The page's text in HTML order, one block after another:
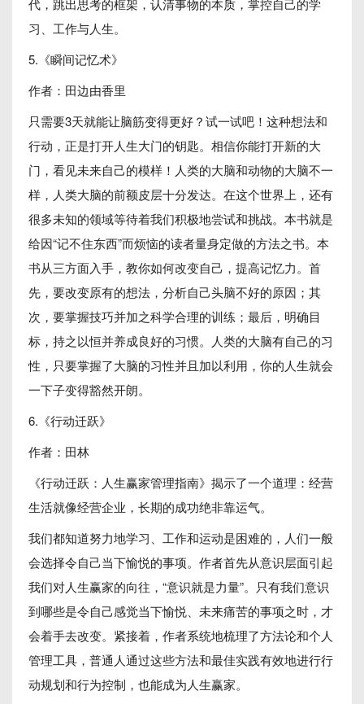
代，跳出思考的框架，认清事物的本质，掌控自己的学
习、工作与人生。
5.《瞬间记忆术》
作者：田边由香里
只需要3天就能让脑筋变得更好？试一试吧！这种想法和
行动，正是打开人生大门的钥匙。相信你能打开新的大
门，看见未来自己的模样！人类的大脑和动物的大脑不一
样，人类大脑的前额皮层十分发达。在这个世界上，还有
很多未知的领域等待着我们积极地尝试和挑战。本书就是
给因“记不住东西”而烦恼的读者量身定做的方法之书。本
书从三方面入手，教你如何改变自己，提高记忆力。首
先，要改变原有的想法，分析自己头脑不好的原因；其
次，要掌握技巧并加之科学合理的训练；最后，明确目
标，持之以恒并养成良好的习惯。人类的大脑有自己的习
性，只要掌握了大脑的习性并且加以利用，你的人生就会
一下子变得豁然开朗。
6.《行动迁跃》
作者：田林
《行动迁跃：人生赢家管理指南》揭示了一个道理：经营
生活就像经营企业，长期的成功绝非靠运气。
我们都知道努力地学习、工作和运动是困难的，人们一般
会选择令自己当下愉悦的事项。作者首先从意识层面引起
我们对人生赢家的向往，“意识就是力量”。只有我们意识
到哪些是令自己感觉当下愉悦、未来痛苦的事项之时，才
会着手去改变。紧接着，作者系统地梳理了方法论和个人
管理工具，普通人通过这些方法和最佳实践有效地进行行
动规划和行为控制，也能成为人生赢家。